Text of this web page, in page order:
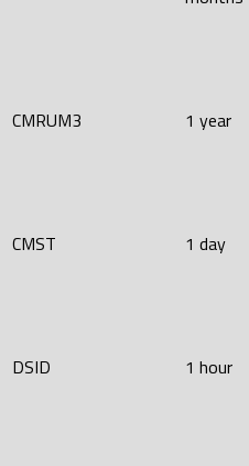
CMRUM3 1 year
CMST 1 day
DSID 1 hour